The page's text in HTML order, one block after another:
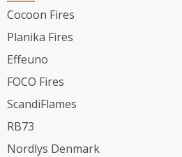
Cocoon Fires
Planika Fires
Effeuno
FOCO Fires
ScandiFlames
RB73
Nordlys Denmark